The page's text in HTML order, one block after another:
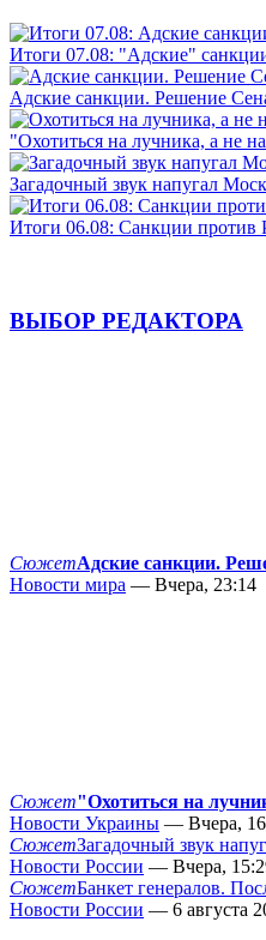
Итоги 07.08: "Адские"
Адские санкции. Решение
"Охотиться на лучника, а не
Загадочный звук напугал
Итоги 06.08: Санкции
ВЫБОР РЕДАКТОРА
СюжетАдские санкции.
Новости мира — Вчера, 23:14
Сюжет"Охотиться на
Новости Украины — Вчера,
СюжетЗагадочный звук
Новости России — Вчера,
СюжетБанкет генералов.
Новости России — 6 августа